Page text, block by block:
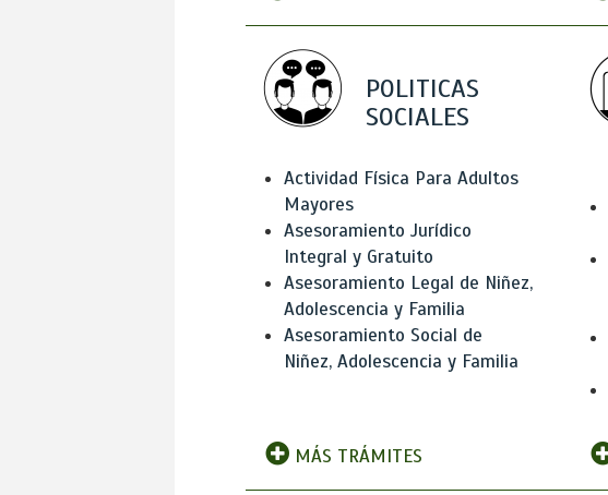
POLITICAS
SOCIALES
Actividad Física Para Adultos
Mayores
Asesoramiento Jurídico
Integral y Gratuito
Asesoramiento Legal de Niñez,
Adolescencia y Familia
Asesoramiento Social de
Niñez, Adolescencia y Familia
MÁS TRÁMITES